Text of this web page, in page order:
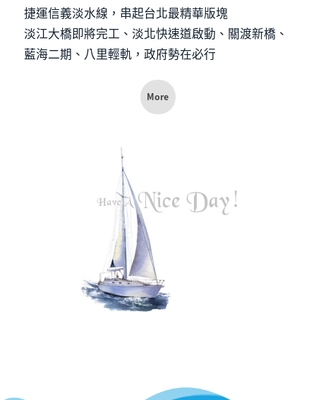
捷運信義淡水線，串起台北最精華版塊
淡江大橋即將完工、淡北快速道啟動、關渡新橋、
藍海二期、八里輕軌，政府勢在必行
More